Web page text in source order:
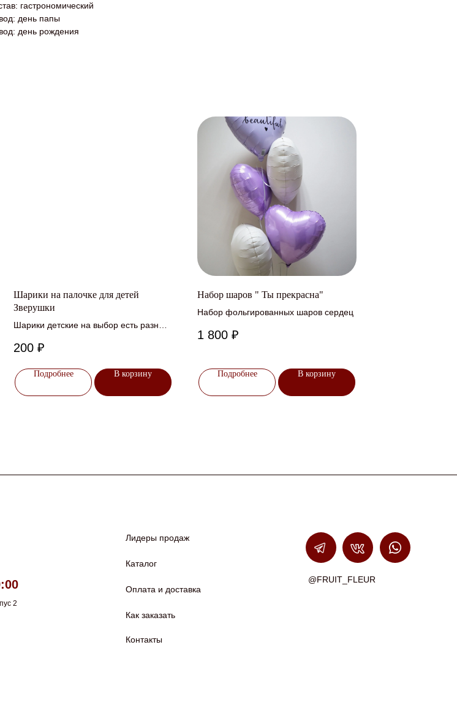
гастрономический
день папы
день рождения
Шарики на палочке для детей
Зверушки
Шарики детские на выбор есть разные
200 ₽
Подробнее В корзину
Набор шаров " Ты прекрасна"
Набор фольгированных шаров сердец
1 800 ₽
Подробнее В корзину
2
Лидеры продаж
Каталог
Оплата и доставка
Как заказать
@FRUIT_FLEUR
Контакты